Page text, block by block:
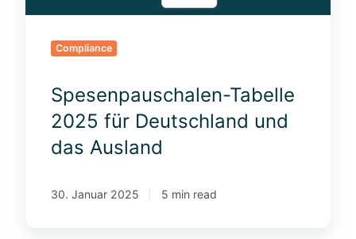
s
Compliance
Spesenpauschalen-Tabelle
2025 für Deutschland und
das Ausland
30. Januar 2025 5 min read